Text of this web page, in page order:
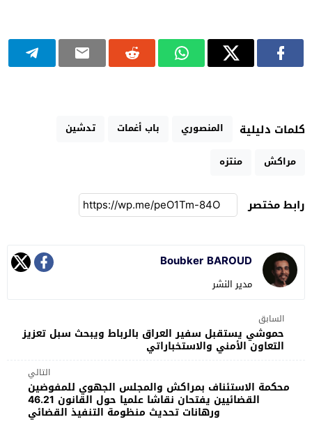
كلمات دليلية المنصوري باب أغمات
تدشين
مراكش
منتزه
رابط مختصر
Boubker BAROUD
مدير النشر
السابق
حموشي يستقبل سفير العراق بالرباط ويبحث سبل تعزيز
التعاون الأمني والاستخباراتي
التالي
محكمة الاستئناف بمراكش والمجلس الجهوي للمفوضين
القضائيين يفتحان نقاشا علميا حول القانون 46.21
ورهانات تحديث منظومة التنفيذ القضائي